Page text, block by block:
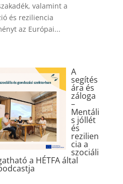
valamint a
és reziliencia
az Európai...
A
segítés
ára és
záloga
–
Mentáli
s jóllét
és
rezilien
cia a
szociáli
a HÉTFA által